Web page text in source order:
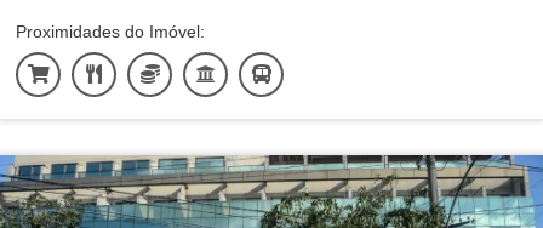
Proximidades do Imóvel: